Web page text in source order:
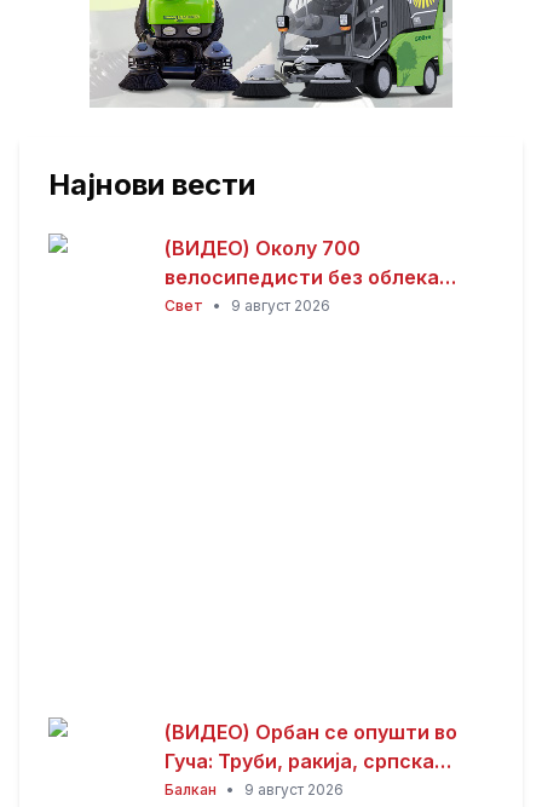
Најнови вести
(ВИДЕО) Околу 700
велосипедисти без облека
возеа низ Берлин – пораки за
Свет • 9 август 2026
(ВИДЕО) Орбан се опушти во
Гуча: Труби, ракија, српска
музика и дружба
Балкан • 9 август 2026